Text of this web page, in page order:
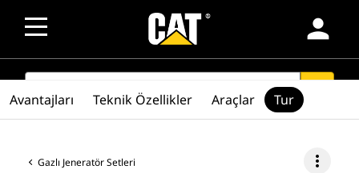
person
SEARCH
Gazlı Jeneratör Setleri more_vert
Avantajları Teknik Özellikler Araçlar Tur